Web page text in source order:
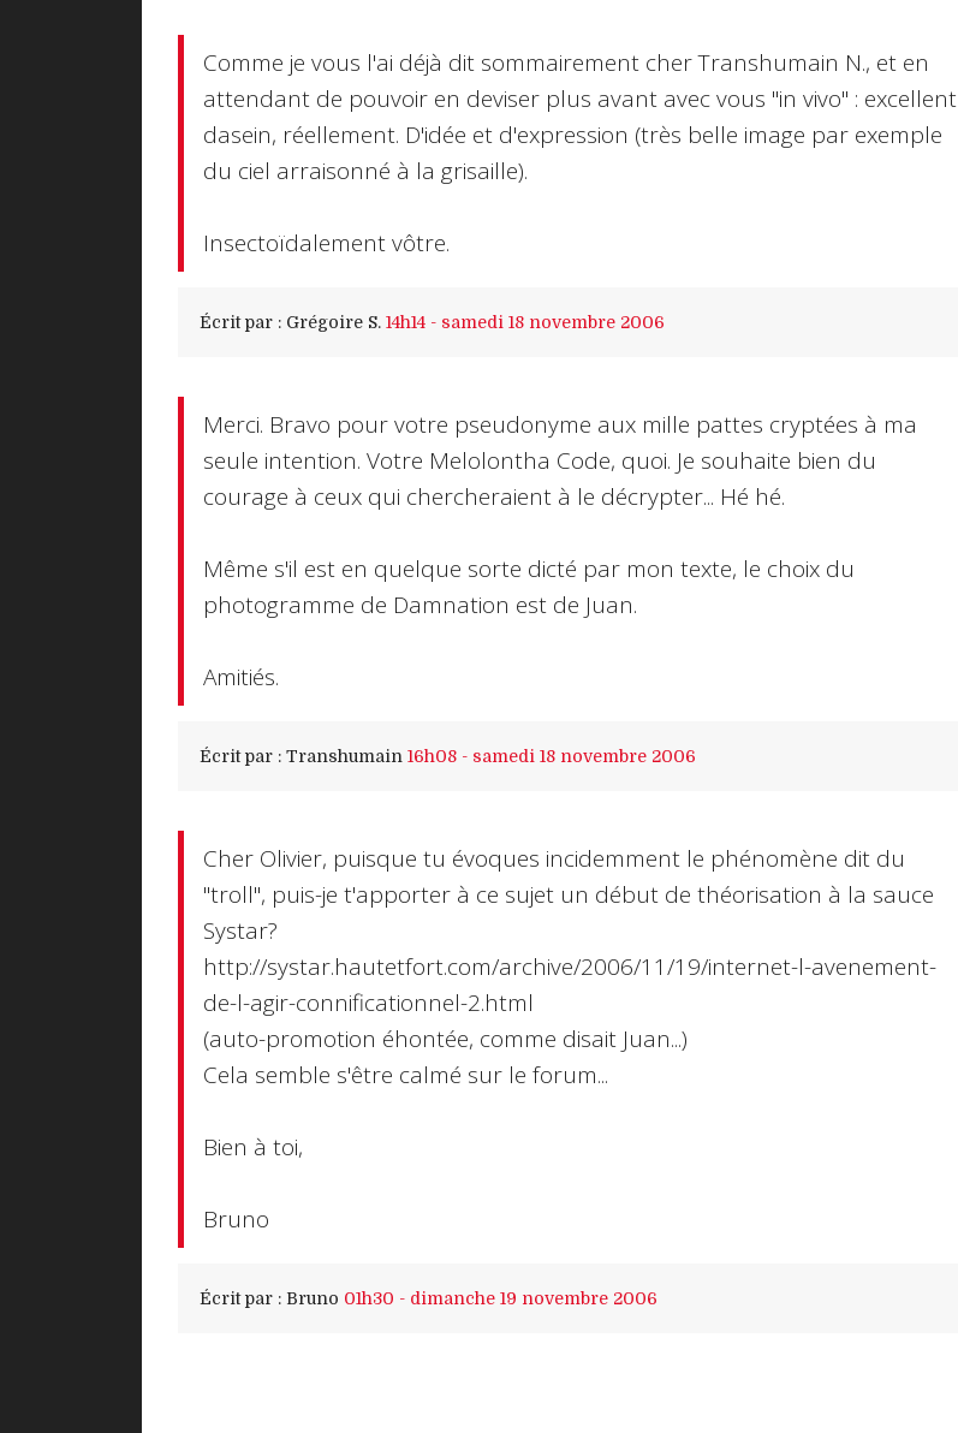
Comme je vous l'ai déjà dit sommairement cher Transhumain N., et en
attendant de pouvoir en deviser plus avant avec vous "in vivo" : excellent
dasein, réellement. D'idée et d'expression (très belle image par exemple
du ciel arraisonné à la grisaille).
Insectoïdalement vôtre.
Écrit par : Grégoire S. 14h14- samedi 18 novembre 2006
Merci. Bravo pour votre pseudonyme aux mille pattes cryptées à ma
seule intention. Votre Melolontha Code, quoi. Je souhaite bien du
courage à ceux qui chercheraient à le décrypter... Hé hé.
Même s'il est en quelque sorte dicté par mon texte, le choix du
photogramme de Damnation est de Juan.
Amitiés.
Écrit par : Transhumain 16h08- samedi 18 novembre 2006
Cher Olivier, puisque tu évoques incidemment le phénomène dit du
"troll", puis-je t'apporter à ce sujet un début de théorisation à la sauce
Systar?
http://systar.hautetfort.com/archive/2006/11/19/internet-l-avenement-
de-l-agir-connificationnel-2.html
(auto-promotion éhontée, comme disait Juan...)
Cela semble s'être calmé sur le forum...
Bien à toi,
Bruno
Écrit par : Bruno 01h30 - dimanche 19 novembre 2006